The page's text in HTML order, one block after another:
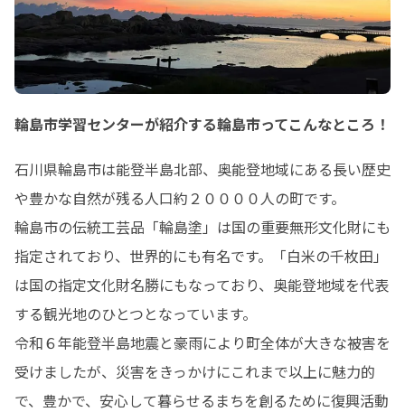
輪島市学習センターが紹介する輪島市ってこんなところ！
石川県輪島市は能登半島北部、奥能登地域にある長い歴史
や豊かな自然が残る人口約２００００人の町です。
輪島市の伝統工芸品「輪島塗」は国の重要無形文化財にも
指定されており、世界的にも有名です。「白米の千枚田」
は国の指定文化財名勝にもなっており、奥能登地域を代表
する観光地のひとつとなっています。
令和６年能登半島地震と豪雨により町全体が大きな被害を
受けましたが、災害をきっかけにこれまで以上に魅力的
で、豊かで、安心して暮らせるまちを創るために復興活動